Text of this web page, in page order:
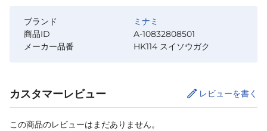
ブランド
ミナミ
商品ID
A-10832808501
メーカー品番
HK114 スイソウガク
カスタマーレビュー レビューを書く
この商品のレビューはまだありません。